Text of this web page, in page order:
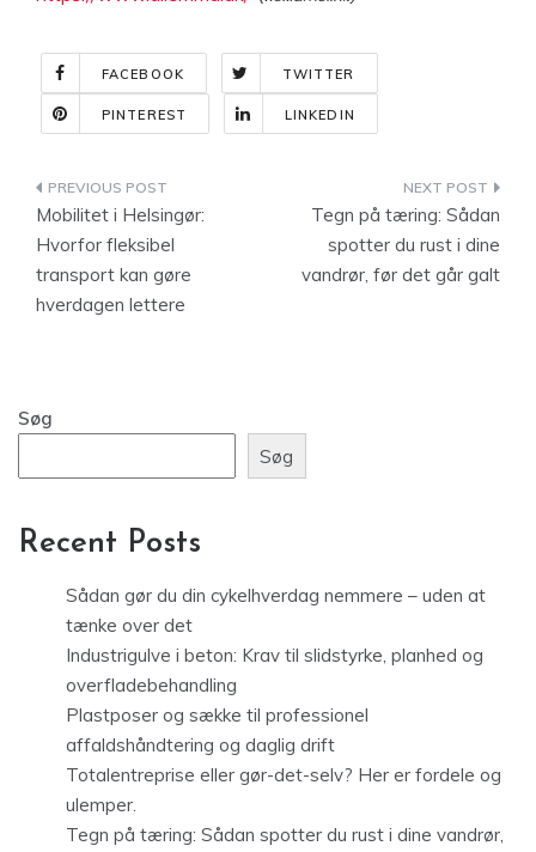
FACEBOOK TWITTER
PINTEREST LINKEDIN
Indlægsnavigation
Mobilitet i Helsingør:
Hvorfor fleksibel
transport kan gøre
hverdagen lettere
Tegn på tæring: Sådan
spotter du rust i dine
vandrør, før det går galt
Søg
Søg
Recent Posts
Sådan gør du din cykelhverdag nemmere – uden at
tænke over det
Industrigulve i beton: Krav til slidstyrke, planhed og
overfladebehandling
Plastposer og sække til professionel
affaldshåndtering og daglig drift
Totalentreprise eller gør-det-selv? Her er fordele og
ulemper.
Tegn på tæring: Sådan spotter du rust i dine vandrør,